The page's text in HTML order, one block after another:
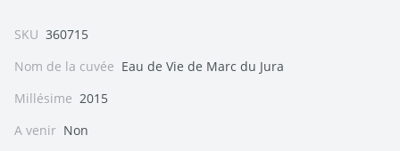
SKU 360715
Nom de la cuvée Eau de Vie de Marc du Jura
Millésime 2015
A venir Non